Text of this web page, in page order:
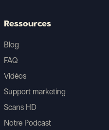
Ressources
Blog
FAQ
Vidéos
Support marketing
Scans HD
Notre Podcast